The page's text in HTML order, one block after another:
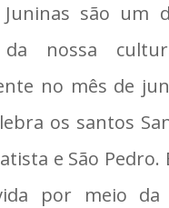
Juninas são um
da nossa
no mês de
os santos
e São Pedro.
por meio da